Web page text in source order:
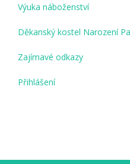
Výuka náboženství
Děkanský kostel Narození
Zajímavé odkazy
Přihlášení